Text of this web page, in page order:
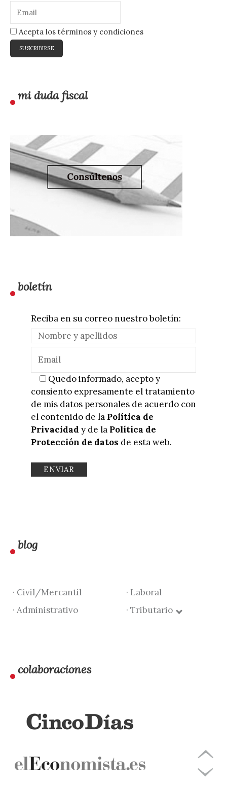
Acepta los términos y condiciones
mi duda fiscal
boletín
Reciba en su correo nuestro boletín:
Quedo informado, acepto y
consiento expresamente el tratamiento
de mis datos personales de acuerdo con
el contenido de la Política de
Privacidad y de la Política de
Protección de datos de esta web.
blog
· Civil/Mercantil
· Laboral
· Administrativo
· Tributario
colaboraciones